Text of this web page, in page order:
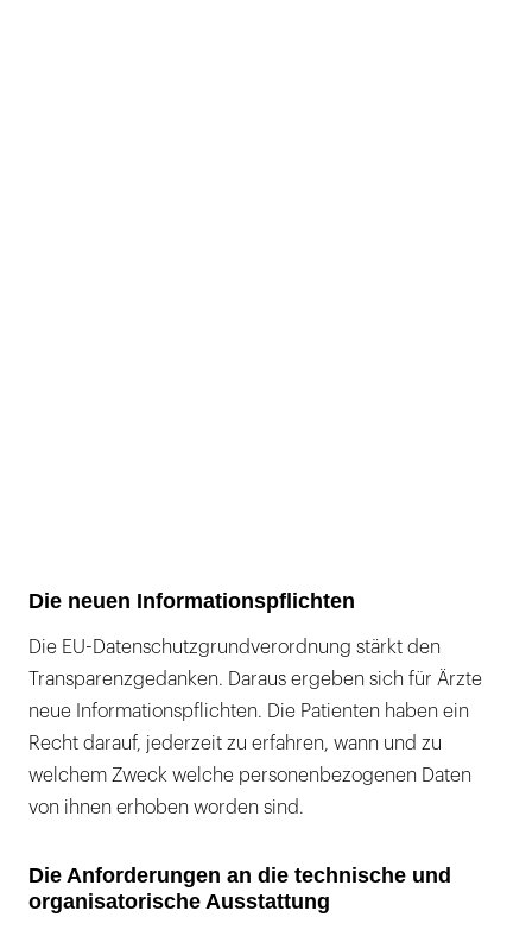
Die neuen Informationspflichten
Die EU-Datenschutzgrundverordnung stärkt den
Transparenzgedanken. Daraus ergeben sich für Ärzte
neue Informationspflichten. Die Patienten haben ein
Recht darauf, jederzeit zu erfahren, wann und zu
welchem Zweck welche personenbezogenen Daten
von ihnen erhoben worden sind.
Die Anforderungen an die technische und
organisatorische Ausstattung